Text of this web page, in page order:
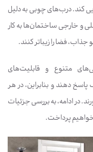
کند. درب‌های چوبی به دلیل
و خارجی ساختمان‌ها به کار
فضا را زیباتر کنند.
متنوع و قابلیت‌های
دهند و بنابراین، در هر
در ادامه، به بررسی جزئیات
پرداخت.